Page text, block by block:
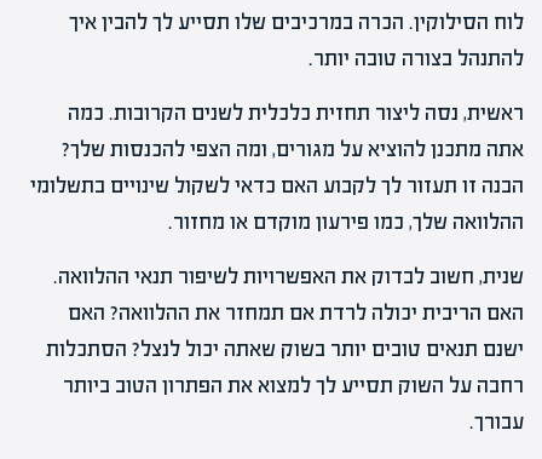
לוח הסילוקין. הכרה במרכיבים שלו תסייע לך להבין איך
להתנהל בצורה טובה יותר.
ראשית, נסה ליצור תחזית כלכלית לשנים הקרובות. כמה
אתה מתכנן להוציא על מגורים, ומה הצפי להכנסות שלך?
הבנה זו תעזור לך לקבוע האם כדאי לשקול שינויים בתשלומי
ההלוואה שלך, כמו פירעון מוקדם או מחזור.
שנית, חשוב לבדוק את האפשרויות לשיפור תנאי ההלוואה.
האם הריבית יכולה לרדת אם תמחזר את ההלוואה? האם
ישנם תנאים טובים יותר בשוק שאתה יכול לנצל? הסתכלות
רחבה על השוק תסייע לך למצוא את הפתרון הטוב ביותר
עבורך.